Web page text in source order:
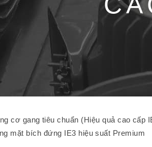
cơ gang tiêu chuẩn (Hiệu quả cao cấp
mặt bích đứng IE3 hiệu suất Premium